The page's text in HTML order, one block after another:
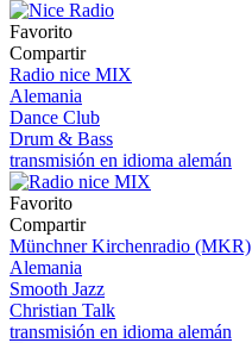
Favorito
Compartir
Radio nice MIX
Alemania
Dance Club
Drum & Bass
transmisión en idioma alemán
Favorito
Compartir
Münchner Kirchenradio (MKR)
Alemania
Smooth Jazz
Christian Talk
transmisión en idioma alemán